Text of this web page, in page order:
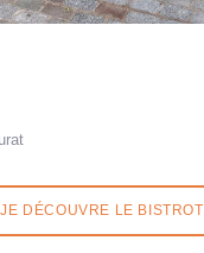
JE DÉCOUVRE LE BISTROT